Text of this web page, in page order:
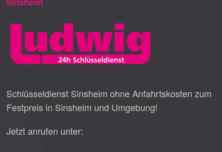
Schlüsseldienst Sinsheim ohne Anfahrtskosten zum
Festpreis in Sinsheim und Umgebung!
Jetzt anrufen unter: